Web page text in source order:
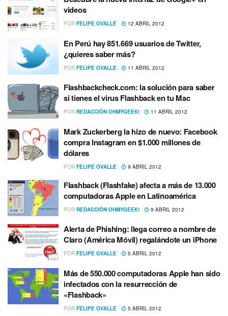
videos
POR FELIPE OVALLE 12 ABRIL 2012
En Perú hay 851.669 usuarios de Twitter,
¿quieres saber más?
POR FELIPE OVALLE 11 ABRIL 2012
Flashbackcheck.com: la solución para saber
si tienes el virus Flashback en tu Mac
POR REDACCIÓN OHMYGEEK! 11 ABRIL 2012
Mark Zuckerberg la hizo de nuevo: Facebook
compra Instagram en $1.000 millones de
dólares
POR FELIPE OVALLE 9 ABRIL 2012
Flashback (Flashfake) afecta a más de 13.000
computadoras Apple en Latinoamérica
POR REDACCIÓN OHMYGEEK! 9 ABRIL 2012
Alerta de Phishing: llega correo a nombre de
Claro (América Móvil) regalándote un iPhone
POR FELIPE OVALLE 5 ABRIL 2012
Más de 550.000 computadoras Apple han sido
infectados con la resurrección de
«Flashback»
POR FELIPE OVALLE 5 ABRIL 2012